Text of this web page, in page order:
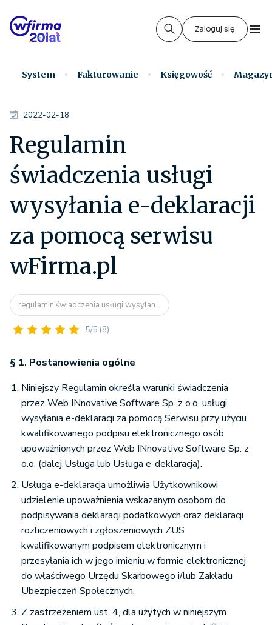
Zaloguj się
System Fakturowanie Księgowość
2022-02-18
Regulamin
świadczenia usługi
wysyłania e-deklaracji
za pomocą serwisu
wFirma.pl
regulamin świadczenia usługi wysyłan...
5/5 (8)
§ 1. Postanowienia ogólne
Niniejszy Regulamin określa warunki świadczenia
przez Web INnovative Software Sp. z o.o. usługi
wysyłania e-deklaracji za pomocą Serwisu przy użyciu
kwalifikowanego podpisu elektronicznego osób
upoważnionych przez Web INnovative Software Sp. z
o.o. (dalej Usługa lub Usługa e-deklaracja).
Usługa e-deklaracja umożliwia Użytkownikowi
udzielenie upoważnienia wskazanym osobom do
podpisywania deklaracji podatkowych oraz deklaracji
rozliczeniowych i zgłoszeniowych ZUS
kwalifikowanym podpisem elektronicznym i
przesyłania ich w jego imieniu w formie elektronicznej
do właściwego Urzędu Skarbowego i/lub Zakładu
Ubezpieczeń Społecznych.
Z zastrzeżeniem ust. 4, dla użytych w niniejszym